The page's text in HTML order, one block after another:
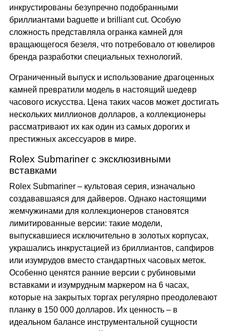
инкрустированы безупречно подобранными
бриллиантами baguette и brilliant cut. Особую
сложность представляла огранка камней для
вращающегося безеля, что потребовало от ювелиров
бренда разработки специальных технологий.
Ограниченный выпуск и использование драгоценных
камней превратили модель в настоящий шедевр
часового искусства. Цена таких часов может достигать
нескольких миллионов долларов, а коллекционеры
рассматривают их как один из самых дорогих и
престижных аксессуаров в мире.
Rolex Submariner с эксклюзивными
вставками
Rolex Submariner – культовая серия, изначально
создававшаяся для дайверов. Однако настоящими
жемчужинами для коллекционеров становятся
лимитированные версии: такие модели,
выпускавшиеся исключительно в золотых корпусах,
украшались инкрустацией из бриллиантов, сапфиров
или изумрудов вместо стандартных часовых меток.
Особенно ценятся ранние версии с рубиновыми
вставками и изумрудным маркером на 6 часах,
которые на закрытых торгах регулярно преодолевают
планку в 150 000 долларов. Их ценность – в
идеальном балансе инструментальной сущности